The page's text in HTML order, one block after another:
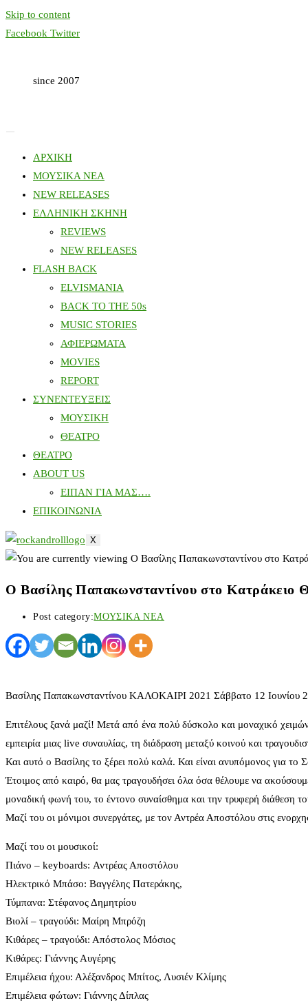
Skip to content
Facebook Twitter
since 2007
ΑΡΧΙΚΗ
ΜΟΥΣΙΚΑ ΝΕΑ
NEW RELEASES
ΕΛΛΗΝΙΚΗ ΣΚΗΝΗ
REVIEWS
NEW RELEASES
FLASH BACK
ELVISMANIA
BACK TO THE 50s
MUSIC STORIES
ΑΦΙΕΡΩΜΑΤΑ
MOVIES
REPORT
ΣΥΝΕΝΤΕΥΞΕΙΣ
ΜΟΥΣΙΚΗ
ΘΕΑΤΡΟ
ΘΕΑΤΡΟ
ABOUT US
ΕΙΠΑΝ ΓΙΑ ΜΑΣ….
ΕΠΙΚΟΙΝΩΝΙΑ
X
Ο Βασίλης Παπακωνσταντίνου στο Κατράκειο
Post category:ΜΟΥΣΙΚΑ ΝΕΑ
Βασίλης Παπακωνσταντίνου ΚΑΛΟΚΑΙΡΙ 2021 Σάββατο 12 Ιουνίου
Επιτέλους ξανά μαζί! Μετά από ένα πολύ δύσκολο και μοναχικό
εμπειρία μιας live συναυλίας, τη διάδραση μεταξύ κοινού και
Και αυτό ο Βασίλης το ξέρει πολύ καλά. Και είναι ανυπόμονος για το
Έτοιμος από καιρό, θα μας τραγουδήσει όλα όσα θέλουμε να
μοναδική φωνή του, το έντονο συναίσθημα και την τρυφερή διάθεση
Μαζί του οι μόνιμοι συνεργάτες, με τον Αντρέα Αποστόλου στις
Μαζί του οι μουσικοί:
Πιάνο – keyboards: Αντρέας Αποστόλου
Ηλεκτρικό Μπάσο: Βαγγέλης Πατεράκης,
Τύμπανα: Στέφανος Δημητρίου
Βιολί – τραγούδι: Μαίρη Μπρόζη
Κιθάρες – τραγούδι: Απόστολος Μόσιος
Κιθάρες: Γιάννης Αυγέρης
Επιμέλεια ήχου: Αλέξανδρος Μπίτος, Λυσιέν Κλίμης
Επιμέλεια φώτων: Γιάννης Δίπλας